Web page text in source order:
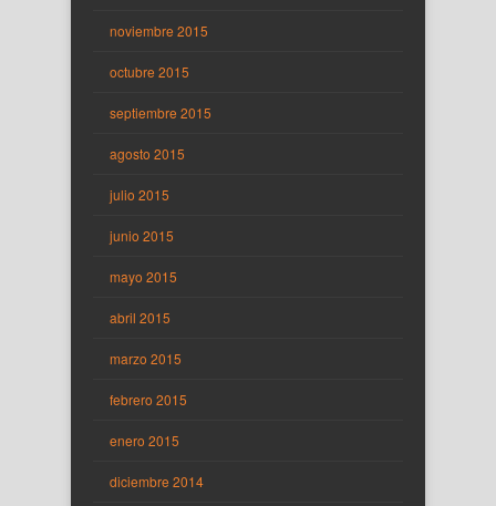
noviembre 2015
octubre 2015
septiembre 2015
agosto 2015
julio 2015
junio 2015
mayo 2015
abril 2015
marzo 2015
febrero 2015
enero 2015
diciembre 2014